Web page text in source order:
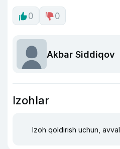
0 0
Akbar Siddiqov
Izohlar
Izoh qoldirish uchun, avval